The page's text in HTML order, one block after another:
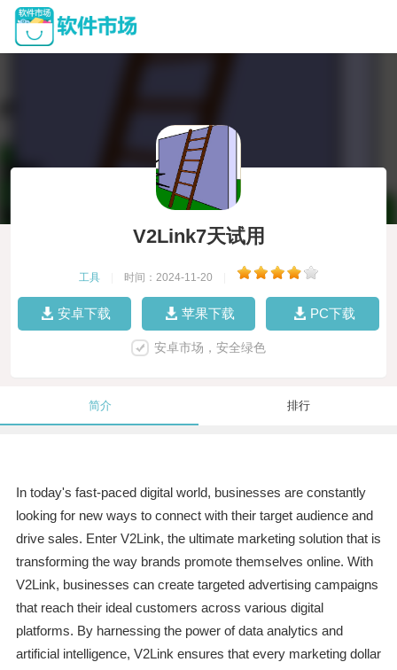
V2Link7天试用
工具 时间：2024-11-20
安卓下载 苹果下载 PC下载
安卓市场，安全绿色
简介 排行
In today's fast-paced digital world, businesses are constantly
looking for new ways to connect with their target audience and
drive sales. Enter V2Link, the ultimate marketing solution that is
transforming the way brands promote themselves online. With
V2Link, businesses can create targeted advertising campaigns
that reach their ideal customers across various digital
platforms. By harnessing the power of data analytics and
artificial intelligence, V2Link ensures that every marketing dollar